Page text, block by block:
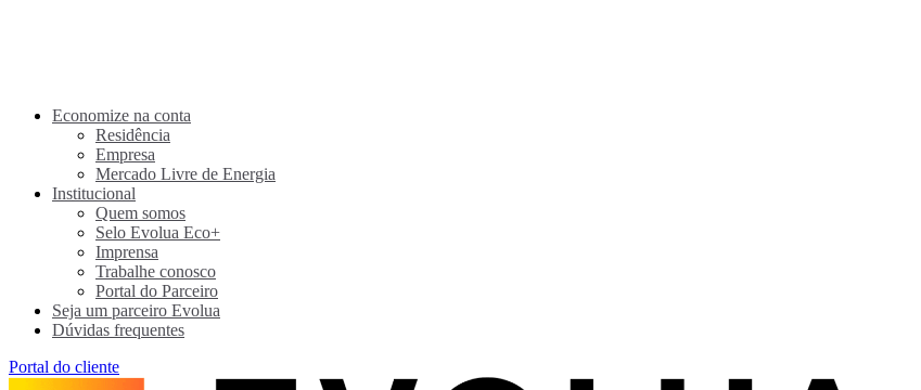
Economize na conta
Residência
Empresa
Mercado Livre de Energia
Institucional
Quem somos
Selo Evolua Eco+
Imprensa
Trabalhe conosco
Portal do Parceiro
Seja um parceiro Evolua
Dúvidas frequentes
Portal do cliente